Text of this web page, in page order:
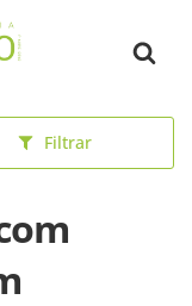
Filtrar